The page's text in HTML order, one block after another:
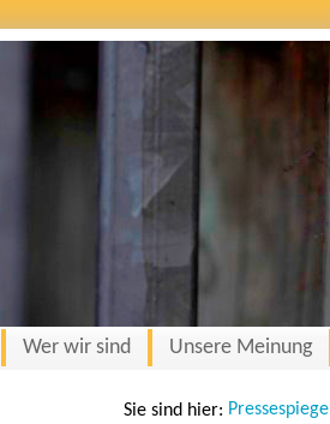
Wer wir sind Unsere Meinung
Sie sind hier: Pressespiegel